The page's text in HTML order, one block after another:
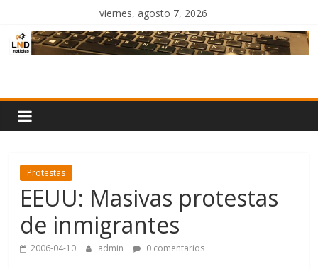
contenido
viernes, agosto 7, 2026
Noticias
Protestas
EEUU: Masivas protestas
de inmigrantes
2006-04-10 admin 0 comentarios